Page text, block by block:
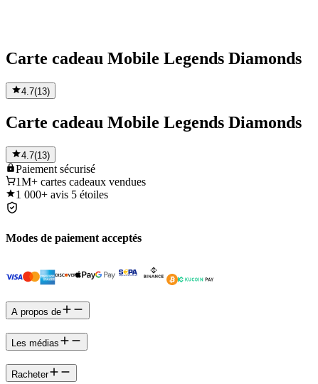
Carte cadeau Mobile Legends Diamonds
4.7(13)
Carte cadeau Mobile Legends Diamonds
4.7(13)
Paiement sécurisé
1M+ cartes cadeaux vendues
1 000+ avis 5 étoiles
Modes de paiement acceptés
A propos de
Les médias
Racheter